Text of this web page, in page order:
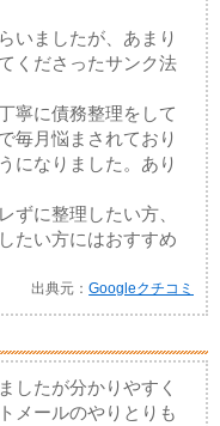
いましたが、あまり
くださったサンク法
寧に債務整理をして
毎月悩まされており
になりました。あり
ずに整理したい方、
たい方にはおすすめ
出典元：Googleクチコミ
したが分かりやすく
メールのやりとりも